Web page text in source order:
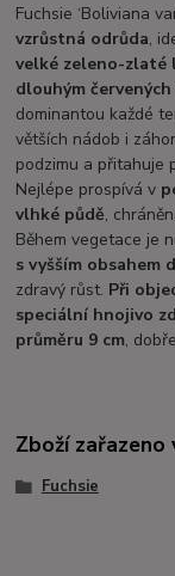
Fuchsie ‘Boliviana
vzrůstná odrůda,
velké zeleno-zlaté
dlouhým
dominantou každé
větších nádob i
podzimu a přitahuje
Nejlépe prospívá v
vlhké půdě,
Během vegetace je
s vyšším obsahem
zdravý růst. Při
speciální hnojivo
průměru 9 cm,
Zboží
Fuchsie